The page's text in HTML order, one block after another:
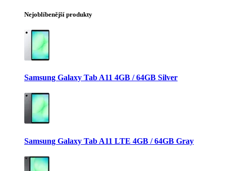
Nejoblíbenější produkty
Samsung Galaxy Tab A11 4GB / 64GB Silver
Samsung Galaxy Tab A11 LTE 4GB / 64GB Gray